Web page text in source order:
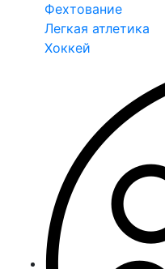
Фехтование
Легкая атлетика
Хоккей